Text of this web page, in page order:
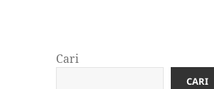
Cari
CARI